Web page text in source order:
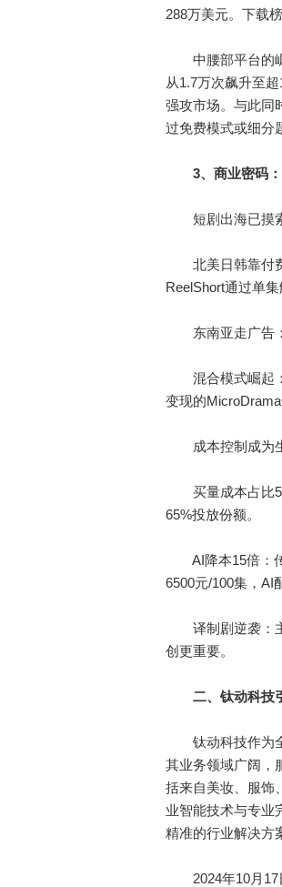
288万美元。下载
中腰部平台的崛
从1.7万次飙升至
强攻市场。与此同
过免费模式或细分
3、商业密码
短剧出海已摸索
北美日韩靠付费
ReelShort通过单
东南亚走广告：
混合模式崛起：
变现的
成本控制成为生
买量成本占比
65%投放份额。
AI降本15倍：传
6500元/100集，AI
译制剧逆袭：主
创更重要。
二、钛动科技
钛动科技作为全
其业务领域广阔，
括来自美妆、服饰
业智能技术与专业
精准的行业解决方
2024年10月17日